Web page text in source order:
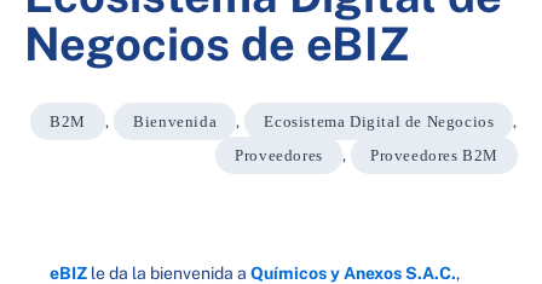
Negocios de eBIZ
B2M , Bienvenida , Ecosistema Digital de Negocios
,
Proveedores
, Proveedores B2M
eBIZ le da la bienvenida a Químicos y Anexos S.A.C.,